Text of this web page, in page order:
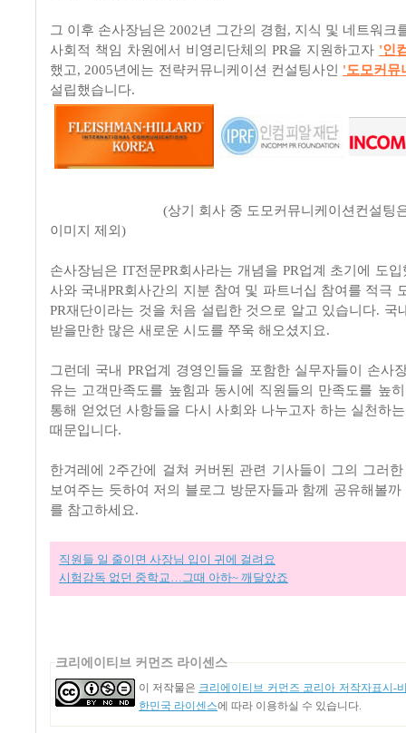
그 이후 손사장님은 2002년 그간의 경험, 지식 및 네트워크
사회적 책임 차원에서 비영리단체의 PR을 지원하고자 '인
했고, 2005년에는 전략커뮤니케이션 컨설팅사인 '도모커뮤
설립했습니다.
(상기 회사 중 도모커뮤니케이션컨설팅은
이미지 제외)
손사장님은 IT전문PR회사라는 개념을 PR업계 초기에 도
사와 국내PR회사간의 지분 참여 및 파트너십 참여를 적극
PR재단이라는 것을 처음 설립한 것으로 알고 있습니다. 국
받을만한 많은 새로운 시도를 쭈욱 해오셨지요.
그런데 국내 PR업계 경영인들을 포함한 실무자들이 손사
유는 고객만족도를 높힘과 동시에 직원들의 만족도를 높
통해 얻었던 사항들을 다시 사회와 나누고자 하는 실천하
때문입니다.
한겨레에 2주간에 걸쳐 커버된 관련 기사들이 그의 그러
보여주는 듯하여 저의 블로그 방문자들과 함께 공유해볼
를 참고하세요.
직원들 일 줄이면 사장님 입이 귀에 걸려요
시험감독 없던 중학교…그때 아하~ 깨달았죠
크리에이티브 커먼즈 라이센스
이 저작물은 크리에이티브 커먼즈 코리아 저작자표시-
한민국 라이센스에 따라 이용하실 수 있습니다.